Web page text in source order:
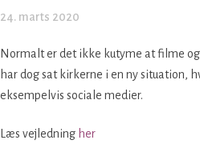
24. marts 2020
Normalt er det ikke kutyme at filme
har dog sat kirkerne i en ny situation,
eksempelvis sociale medier.
Læs vejledning her